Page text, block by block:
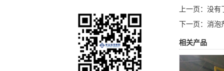
上一页：没有
下一页：消泡
相关产品